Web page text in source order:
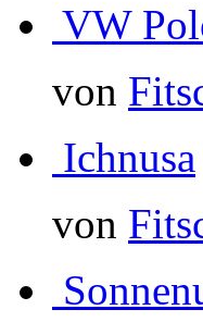
VW
von
Ichnusa
von